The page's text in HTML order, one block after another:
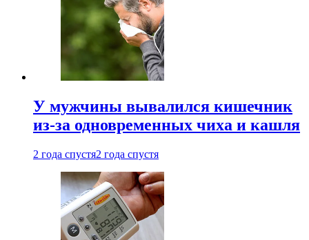
У мужчины вывалился кишечник
из-за одновременных чиха и кашля
2 года спустя2 года спустя